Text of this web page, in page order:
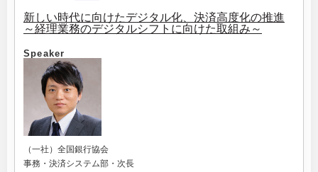
新しい時代に向けたデジタル化、決済高度化の推進
～経理業務のデジタルシフトに向けた取組み～
Speaker
（一社）全国銀行協会
事務・決済システム部・次長